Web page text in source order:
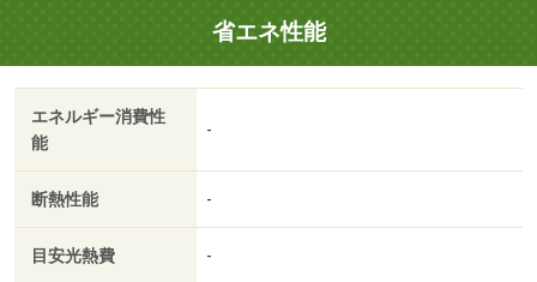
ング／シャワー付洗面台／ＴＶインターホン／浴室乾燥機
／オートロック／室内洗濯置／シューズボックス／システ
ムキッチン／追焚機能浴室／温水洗浄便座／駐輪場／宅配
ボックス／即入居可／最上階／敷金不要／対面式キッチン
／防犯カメラ／ペット相談／ＩＨクッキングヒーター／照
料不要／築２年以内／築３年以内／浴室１坪以上／トイレ
未使用／築５年以内／セキュリティ会社加入済／都市ガス
／ＢＳ／礼金２ヶ月／保証会社利用可／菊陽町役場（役
省エネ性能
エネルギー消費性
能
-
断熱性能 -
目安光熱費 -